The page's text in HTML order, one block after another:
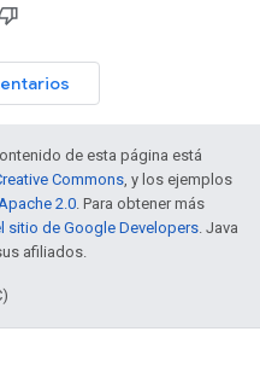
de esta página está
Commons, y los ejemplos
2.0. Para obtener más
sitio de Google Developers. Java
afiliados.